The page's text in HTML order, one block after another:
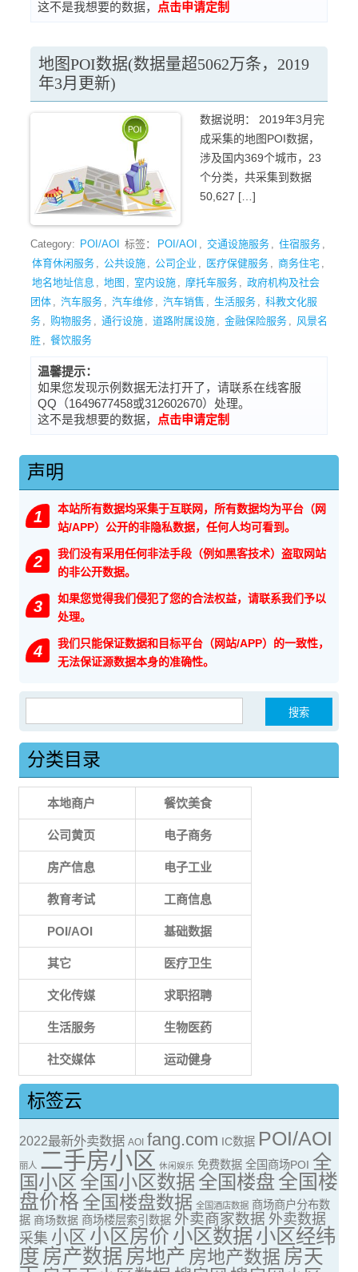
这不是我想要的数据， 点击申请定制
地图POI数据(数据量超5062万条，2019
年3月更新)
数据说明： 2019年3月完
成采集的地图POI数据，
涉及国内369个城市，23
个分类，共采集到数据
50,627 […]
Category: POI/AOI 标签： POI/AOI , 交通设施服务 , 住宿服务 ,
体育休闲服务 , 公共设施 , 公司企业 , 医疗保健服务 , 商务住宅 ,
地名地址信息 , 地图 , 室内设施 , 摩托车服务 , 政府机构及社会
团体 , 汽车服务 , 汽车维修 , 汽车销售 , 生活服务 , 科教文化服
务 , 购物服务 , 通行设施 , 道路附属设施 , 金融保险服务 , 风景名
胜 , 餐饮服务
温馨提示：
如果您发现示例数据无法打开了，请联系在线客服
QQ（1649677458或312602670）处理。
这不是我想要的数据，
点击申请定制
声明
1
本站所有数据均采集于互联网，所有数据均为平台（网
站/APP）公开的非隐私数据，任何人均可看到。
2
我们没有采用任何非法手段（例如黑客技术）盗取网站
的非公开数据。
3
如果您觉得我们侵犯了您的合法权益，请联系我们予以
处理。
4
我们只能保证数据和目标平台（网站/APP）的一致性，
无法保证源数据本身的准确性。
分类目录
本地商户 餐饮美食
公司黄页 电子商务
房产信息 电子工业
教育考试 工商信息
POI/AOI 基础数据
其它 医疗卫生
文化传媒 求职招聘
生活服务 生物医药
社交媒体 运动健身
标签云
2022最新外卖数据 AOI fang.com IC数据 POI/AOI
丽人 二手房小区 休闲娱乐 免费数据 全国商场POI 全
国小区 全国小区数据全国楼盘全国楼
盘价格 全国楼盘数据 全国酒店数据 商场商户分布数
据 商场数据 商场楼层索引数据 外卖商家数据 外卖数据
采集 小区 小区房价 小区数据小区经纬
度 房产数据 房地产 房地产数据 房天